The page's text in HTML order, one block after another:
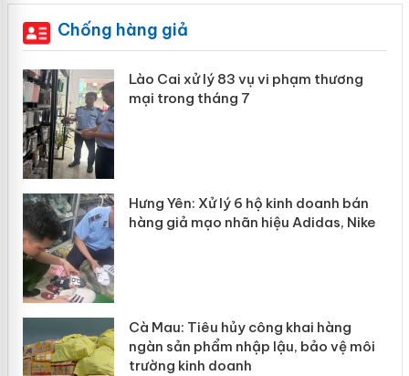
Chống hàng giả
Lào Cai xử lý 83 vụ vi phạm thương
mại trong tháng 7
Hưng Yên: Xử lý 6 hộ kinh doanh bán
hàng giả mạo nhãn hiệu Adidas, Nike
Cà Mau: Tiêu hủy công khai hàng
ngàn sản phẩm nhập lậu, bảo vệ môi
trường kinh doanh